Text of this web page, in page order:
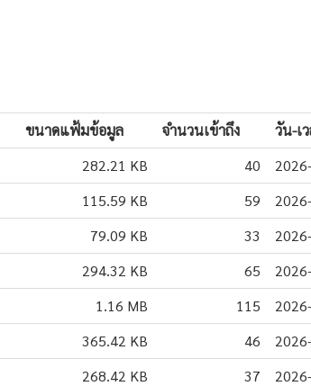
ขนาดแฟ้มข้อมูล จำนวนเข้าถึง
วัน-เ
282.21 KB 40
115.59 KB 59
79.09 KB 33
294.32 KB 65
1.16 MB 115
365.42 KB 46
268.42 KB 37